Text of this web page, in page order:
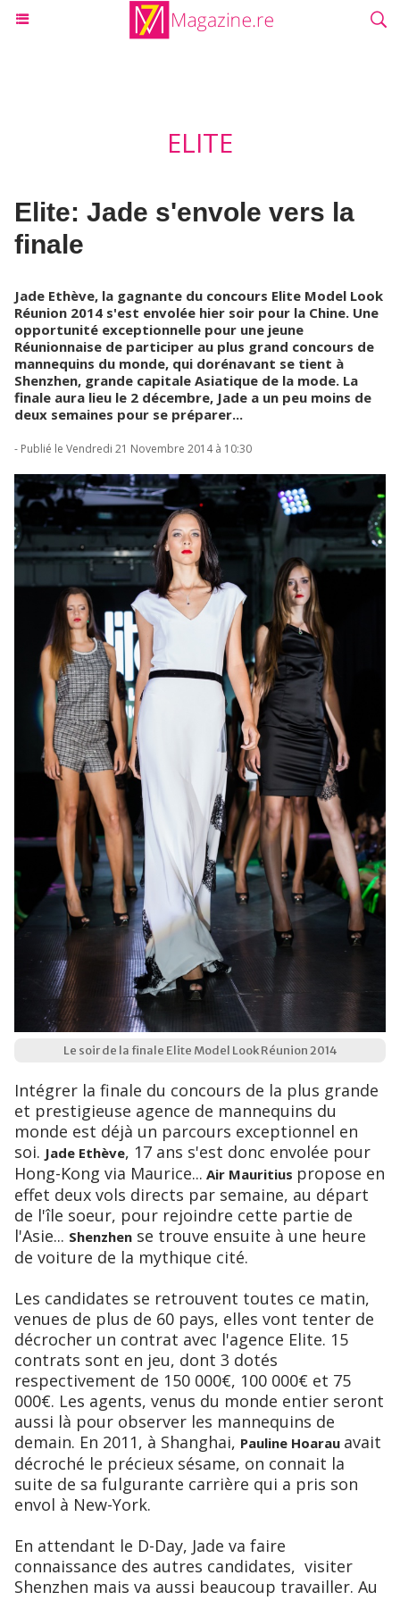
ELITE
Elite: Jade s'envole vers la
finale
Jade Ethève, la gagnante du concours Elite Model Look
Réunion 2014 s'est envolée hier soir pour la Chine. Une
opportunité exceptionnelle pour une jeune
Réunionnaise de participer au plus grand concours de
mannequins du monde, qui dorénavant se tient à
Shenzhen, grande capitale Asiatique de la mode. La
finale aura lieu le 2 décembre, Jade a un peu moins de
deux semaines pour se préparer...
- Publié le Vendredi 21 Novembre 2014 à 10:30
Le soir de la finale Elite Model Look Réunion 2014
Intégrer la finale du concours de la plus grande
et prestigieuse agence de mannequins du
monde est déjà un parcours exceptionnel en
soi. Jade Ethève, 17 ans s'est donc envolée pour
Hong-Kong via Maurice... Air Mauritius propose en
effet deux vols directs par semaine, au départ
de l'île soeur, pour rejoindre cette partie de
l'Asie... Shenzhen se trouve ensuite à une heure
de voiture de la mythique cité.
Les candidates se retrouvent toutes ce matin,
venues de plus de 60 pays, elles vont tenter de
décrocher un contrat avec l'agence Elite. 15
contrats sont en jeu, dont 3 dotés
respectivement de 150 000€, 100 000€ et 75
000€. Les agents, venus du monde entier seront
aussi là pour observer les mannequins de
demain. En 2011, à Shanghai, Pauline Hoarau avait
décroché le précieux sésame, on connait la
suite de sa fulgurante carrière qui a pris son
envol à New-York.
En attendant le D-Day, Jade va faire
connaissance des autres candidates, visiter
Shenzhen mais va aussi beaucoup travailler. Au